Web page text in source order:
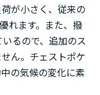
が小さく、従来の
れます。また、撥
るので、追加のス
ん。チェストポケ
の気候の変化に素